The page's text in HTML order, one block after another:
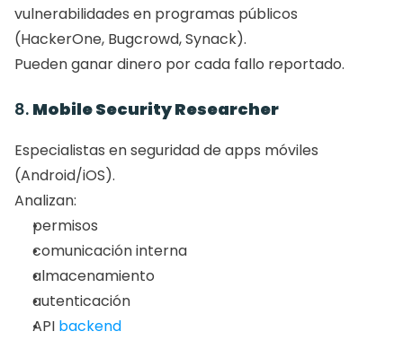
vulnerabilidades en programas públicos
(HackerOne, Bugcrowd, Synack).
Pueden ganar dinero por cada fallo reportado.
8. Mobile Security Researcher
Especialistas en seguridad de apps móviles
(Android/iOS).
Analizan:
permisos
comunicación interna
almacenamiento
autenticación
API backend